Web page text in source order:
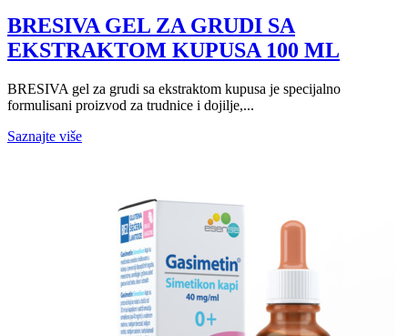
BRESIVA GEL ZA GRUDI SA
EKSTRAKTOM KUPUSA 100 ML
BRESIVA gel za grudi sa ekstraktom kupusa je specijalno
formulisani proizvod za trudnice i dojilje,...
Saznajte više